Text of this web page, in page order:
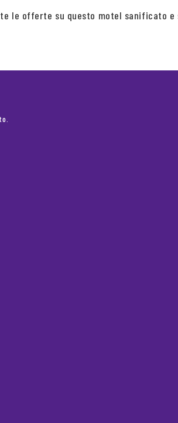
offerte su questo motel sanificato e